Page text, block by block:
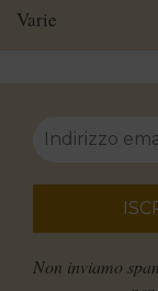
Varie
Non inviamo